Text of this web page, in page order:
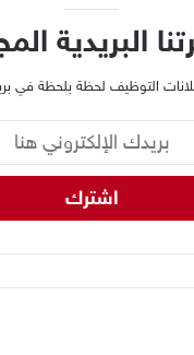
البريدية
التوظيف لحظة بلحظة في